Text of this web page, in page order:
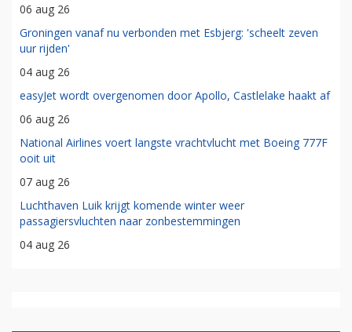
06 aug 26
Groningen vanaf nu verbonden met Esbjerg: 'scheelt zeven
uur rijden'
04 aug 26
easyJet wordt overgenomen door Apollo, Castlelake haakt af
06 aug 26
National Airlines voert langste vrachtvlucht met Boeing 777F
ooit uit
07 aug 26
Luchthaven Luik krijgt komende winter weer
passagiersvluchten naar zonbestemmingen
04 aug 26